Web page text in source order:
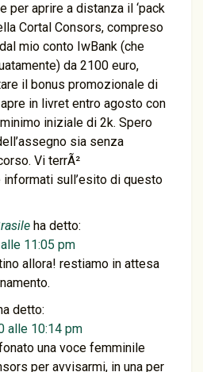
per aprire a distanza il ‘pack
Cortal Consors, compreso
mio conto IwBank (che
da 2100 euro,
il bonus promozionale di
in livret entro agosto con
iniziale di 2k. Spero
sia senza
Vi terrÃ²
informati sull’esito di questo
ha detto:
11:05 pm
allora! restiamo in attesa
detto:
alle 10:14 pm
una voce femminile
per avvisarmi, in una per